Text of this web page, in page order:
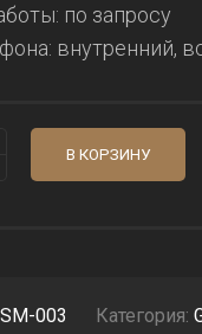
по запросу
внутренний,
В КОРЗИНУ
003 Категория: